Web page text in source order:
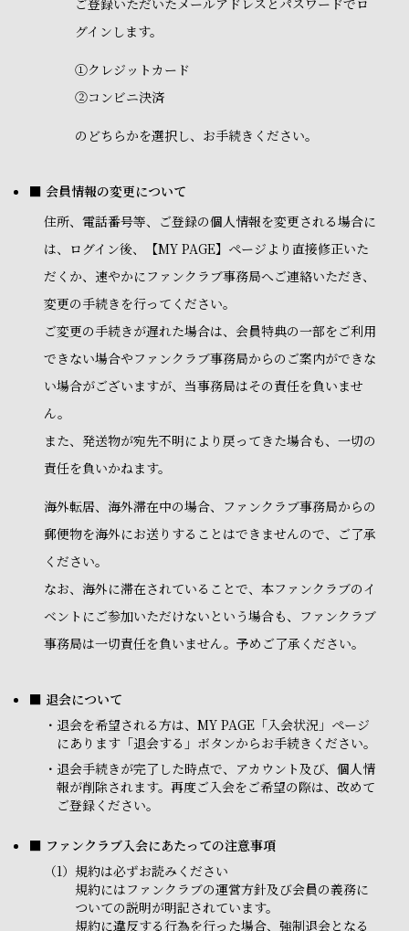
ご登録いただいたメールアドレスとパスワードでロ
グインします。
①クレジットカード
②コンビニ決済
のどちらかを選択し、お手続きください。
■ 会員情報の変更について
住所、電話番号等、ご登録の個人情報を変更される場合に
は、ログイン後、【MY PAGE】ページより直接修正いた
だくか、速やかにファンクラブ事務局へご連絡いただき、
変更の手続きを行ってください。
ご変更の手続きが遅れた場合は、会員特典の一部をご利用
できない場合やファンクラブ事務局からのご案内ができな
い場合がございますが、当事務局はその責任を負いませ
ん。
また、発送物が宛先不明により戻ってきた場合も、一切の
責任を負いかねます。
海外転居、海外滞在中の場合、ファンクラブ事務局からの
郵便物を海外にお送りすることはできませんので、ご了承
ください。
なお、海外に滞在されていることで、本ファンクラブのイ
ベントにご参加いただけないという場合も、ファンクラブ
事務局は一切責任を負いません。予めご了承ください。
■ 退会について
・ 退会を希望される方は、MY PAGE「入会状況」ページ
にあります「退会する」ボタンからお手続きください。
・ 退会手続きが完了した時点で、アカウント及び、個人情
報が削除されます。再度ご入会をご希望の際は、改めて
ご登録ください。
■ ファンクラブ入会にあたっての注意事項
（1） 規約は必ずお読みください
規約にはファンクラブの運営方針及び会員の義務に
ついての説明が明記されています。
規約に違反する行為を行った場合、強制退会となる